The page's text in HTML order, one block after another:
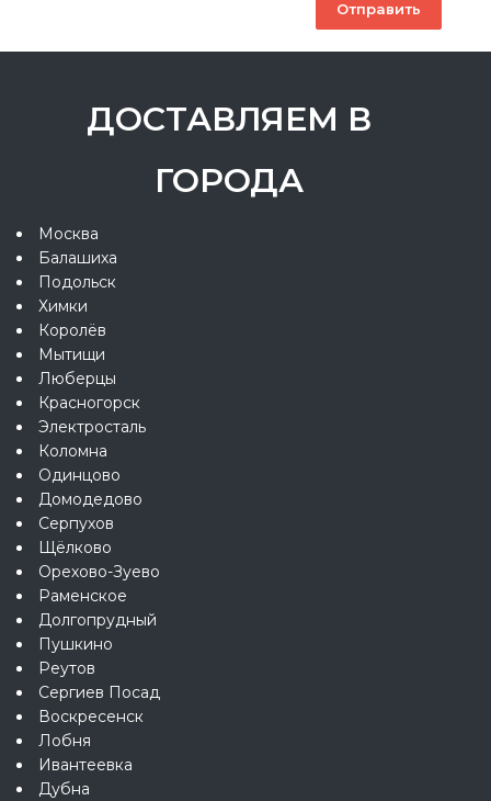
ДОСТАВЛЯЕМ В
ГОРОДА
Москва
Балашиха
Подольск
Химки
Королёв
Мытищи
Люберцы
Красногорск
Электросталь
Коломна
Одинцово
Домодедово
Серпухов
Щёлково
Орехово-Зуево
Раменское
Долгопрудный
Пушкино
Реутов
Сергиев Посад
Воскресенск
Лобня
Ивантеевка
Дубна